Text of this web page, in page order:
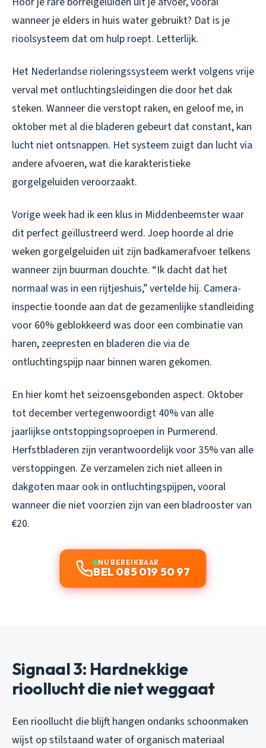
wanneer je elders in huis water gebruikt? Dat is je
rioolsysteem dat om hulp roept. Letterlijk.
Het Nederlandse rioleringssysteem werkt volgens vrije
verval met ontluchtingsleidingen die door het dak
steken. Wanneer die verstopt raken, en geloof me, in
oktober met al die bladeren gebeurt dat constant, kan
lucht niet ontsnappen. Het systeem zuigt dan lucht via
andere afvoeren, wat die karakteristieke
gorgelgeluiden veroorzaakt.
Vorige week had ik een klus in Middenbeemster waar
dit perfect geïllustreerd werd. Joep hoorde al drie
weken gorgelgeluiden uit zijn badkamerafvoer telkens
wanneer zijn buurman douchte. “Ik dacht dat het
normaal was in een rijtjeshuis,” vertelde hij. Camera-
inspectie toonde aan dat de gezamenlijke standleiding
voor 60% geblokkeerd was door een combinatie van
haren, zeepresten en bladeren die via de
ontluchtingspijp naar binnen waren gekomen.
En hier komt het seizoensgebonden aspect. Oktober
tot december vertegenwoordigt 40% van alle
jaarlijkse ontstoppingsoproepen in Purmerend.
Herfstbladeren zijn verantwoordelijk voor 35% van alle
verstoppingen. Ze verzamelen zich niet alleen in
dakgoten maar ook in ontluchtingspijpen, vooral
wanneer die niet voorzien zijn van een bladrooster van
€20.
NU BEREIKBAAR
BEL 085 019 50 97
Signaal 3: Hardnekkige
rioollucht die niet weggaat
Een rioollucht die blijft hangen ondanks schoonmaken
wijst op stilstaand water of organisch materiaal